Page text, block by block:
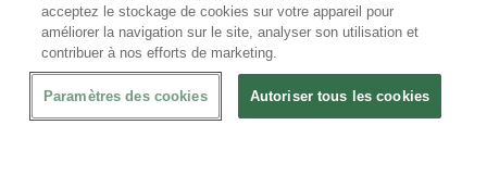
© 2026CHRshop
acceptez le stockage de cookies sur votre appareil pour
améliorer la navigation sur le site, analyser son utilisation et
contribuer à nos efforts de marketing.
Paramètres des cookies Autoriser tous les cookies